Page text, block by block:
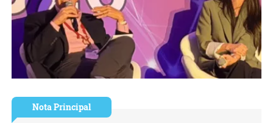
Nota Principal